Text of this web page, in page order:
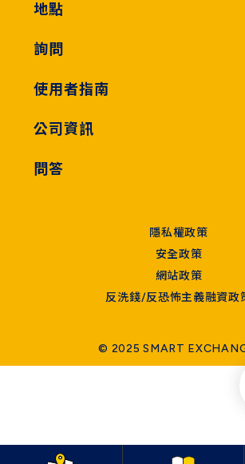
地點
詢問
使用者指南
公司資訊
問答
隱私權政策
安全政策
網站政策
反洗錢/反恐怖主義融資政
© 2025 SMART